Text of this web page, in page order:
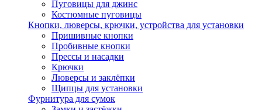
Пуговицы для джинс
Костюмные пуговицы
Кнопки, люверсы, крючки, устройства для установки
Пришивные кнопки
Пробивные кнопки
Прессы и насадки
Крючки
Люверсы и заклёпки
Щипцы для установки
Фурнитура для сумок